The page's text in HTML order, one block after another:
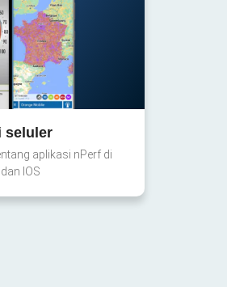
seluler
aplikasi nPerf di
IOS